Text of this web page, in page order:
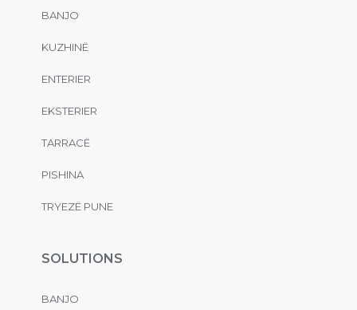
BANJO
KUZHINË
ENTERIER
EKSTERIER
TARRACË
PISHINA
TRYEZË PUNE
SOLUTIONS
BANJO